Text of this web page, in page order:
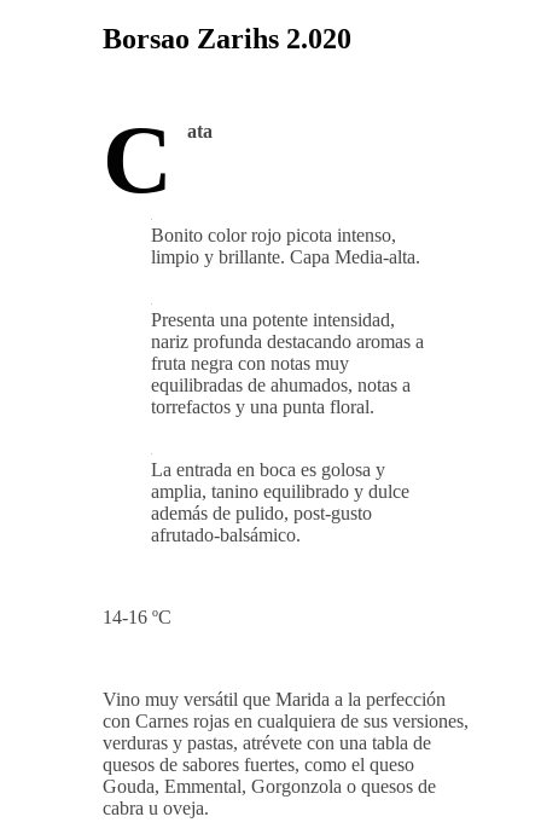
Borsao Zarihs 2.020
C ata
Bonito color rojo picota intenso,
limpio y brillante. Capa Media-alta.
Presenta una potente intensidad,
nariz profunda destacando aromas a
fruta negra con notas muy
equilibradas de ahumados, notas a
torrefactos y una punta floral.
La entrada en boca es golosa y
amplia, tanino equilibrado y dulce
además de pulido, post-gusto
afrutado-balsámico.
14-16 ºC
Vino muy versátil que Marida a la perfección
con Carnes rojas en cualquiera de sus versiones,
verduras y pastas, atrévete con una tabla de
quesos de sabores fuertes, como el queso
Gouda, Emmental, Gorgonzola o quesos de
cabra u oveja.